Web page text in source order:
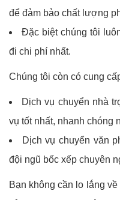
để đảm bảo chất lượng
Đặc biệt chúng tôi
đi chi phí nhất.
Chúng tôi còn có cung
Dịch vụ chuyển nhà
vụ tốt nhất, nhanh chóng
Dịch vụ chuyển văn
đội ngũ bốc xếp chuyên
Bạn không cần lo lắng